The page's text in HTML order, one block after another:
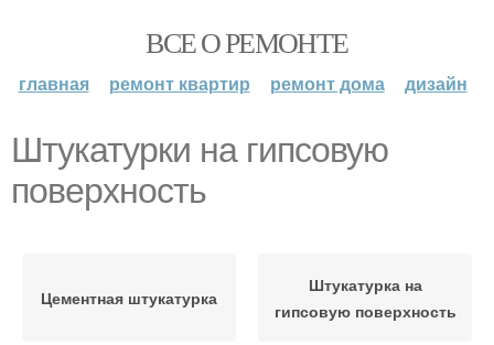
ВСЕ О РЕМОНТЕ
главная ремонт квартир ремонт дома дизайн
Штукатурки на гипсовую
поверхность
Цементная штукатурка
Штукатурка на
гипсовую поверхность